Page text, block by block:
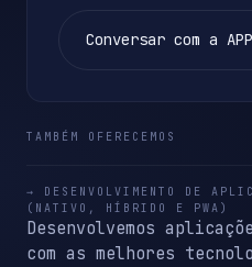
Conversar com a
TAMBÉM OFERECEMOS
→ DESENVOLVIMENTO DE
(NATIVO, HÍBRIDO E PWA)
Desenvolvemos
com as melhores